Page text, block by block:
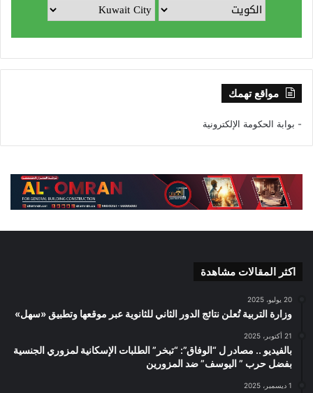
مواقع تهمك
- بوابة الحكومة الإلكترونية
اكثر المقالات مشاهدة
20 يوليو، 2025
وزارة التربية تُعلن نتائج الدور الثاني للثانوية عبر موقعها وتطبيق «سهل»
21 أكتوبر، 2025
بالفيديو .. مصادر ل “الوفاق”: “تبخر” الطلبات الإسكانية لمزوري الجنسية
بفضل حرب ” اليوسف” ضد المزورين
1 ديسمبر، 2025